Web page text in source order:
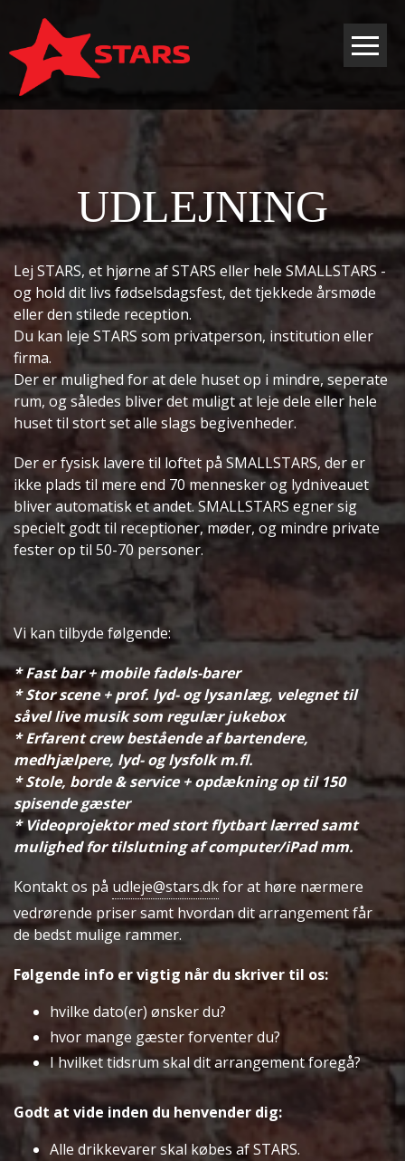
UDLEJNING
Lej STARS, et hjørne af STARS eller hele SMALLSTARS -
og hold dit livs fødselsdagsfest, det tjekkede årsmøde
eller den stilede reception.
Du kan leje STARS som privatperson, institution eller
firma.
Der er mulighed for at dele huset op i mindre, seperate
rum, og således bliver det muligt at leje dele eller hele
huset til stort set alle slags begivenheder.
Der er fysisk lavere til loftet på SMALLSTARS, der er
ikke plads til mere end 70 mennesker og lydniveauet
bliver automatisk et andet. SMALLSTARS egner sig
specielt godt til receptioner, møder, og mindre private
fester op til 50-70 personer.
Vi kan tilbyde følgende:
* Fast bar + mobile fadøls-barer
* Stor scene + prof. lyd- og lysanlæg, velegnet til
såvel live musik som regulær jukebox
* Erfarent crew bestående af bartendere,
medhjælpere, lyd- og lysfolk m.fl.
* Stole, borde & service + opdækning op til 150
spisende gæster
* Videoprojektor med stort flytbart lærred samt
mulighed for tilslutning af computer/iPad mm.
Kontakt os på udleje@stars.dkfor at høre nærmere
vedrørende priser samt hvordan dit arrangement får
de bedst mulige rammer.
Følgende info er vigtig når du skriver til os:
hvilke dato(er) ønsker du?
hvor mange gæster forventer du?
I hvilket tidsrum skal dit arrangement foregå?
Godt at vide inden du henvender dig:
Alle drikkevarer skal købes af STARS.